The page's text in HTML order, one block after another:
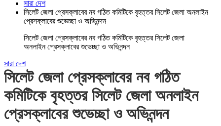
সারা দেশ
সিলেট জেলা প্রেসক্লাবের নব গঠিত কমিটিকে বৃহত্তর সিলেট জেলা অনলাইন
প্রেসক্লাবের শুভেচ্ছা ও অভিনন্দন
সিলেট জেলা প্রেসক্লাবের নব গঠিত কমিটিকে বৃহত্তর সিলেট জেলা
অনলাইন প্রেসক্লাবের শুভেচ্ছা ও অভিনন্দন
সারা দেশ
সিলেট জেলা প্রেসক্লাবের নব গঠিত
কমিটিকে বৃহত্তর সিলেট জেলা অনলাইন
প্রেসক্লাবের শুভেচ্ছা ও অভিনন্দন